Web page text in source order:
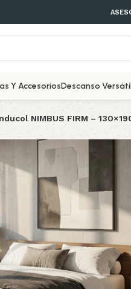
Y AccesoriosDescanso
NIMBUS FIRM –